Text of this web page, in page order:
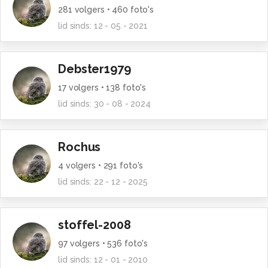
281 volgers • 460 foto's
lid sinds: 12 - 05 - 2021
Debster1979
17volgers •138 foto's
lid sinds: 30 - 08 - 2024
Rochus
4 volgers • 291 foto's
lid sinds: 22 - 12 - 2025
stoffel-2008
97volgers •536 foto's
lid sinds: 12 - 01 - 2010